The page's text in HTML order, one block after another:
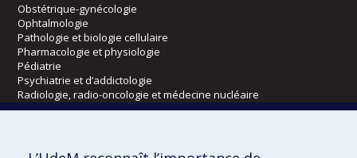
Obstétrique-gynécologie
Ophtalmologie
Pathologie et biologie cellulaire
Pharmacologie et physiologie
Pédiatrie
Psychiatrie et d’addictologie
Radiologie, radio-oncologie et médecine nucléaire